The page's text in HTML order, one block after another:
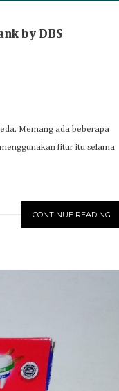
by DBS
Memang ada beberapa
fitur itu selama
CONTINUE READING